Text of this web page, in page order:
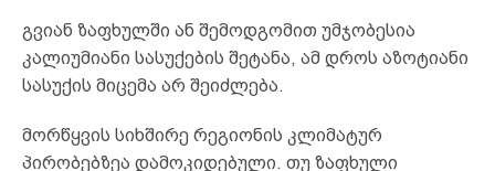
გვიან ზაფხულში ან შემოდგომით უმჯობესია
კალიუ­მია­ნი სასუქების შეტანა, ამ დროს აზოტიანი
სასუქის მიცემა არ შეიძლება.
მორწყვის სიხშირე რეგიონის კლიმატურ
პირობებზეა და­მოკიდებული. თუ ზაფხული